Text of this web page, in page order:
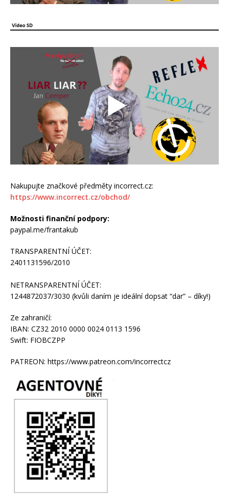
Nakupujte značkové předměty incorrect.cz:
https://www.incorrect.cz/obchod/
Možnosti finanční podpory:
paypal.me/frantakub
TRANSPARENTNÍ ÚČET:
2401131596/2010
NETRANSPARENTNÍ ÚČET:
1244872037/3030 (kvůli daním je ideální dopsat “dar” – díky!)
Ze zahraničí:
IBAN: CZ32 2010 0000 0024 0113 1596
Swift: FIOBCZPP
PATREON: https://www.patreon.com/incorrectcz